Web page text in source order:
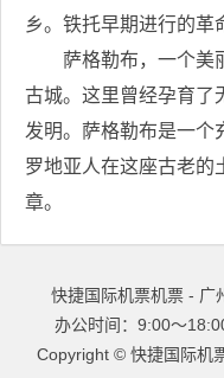
乡。铁托早期进行的革
萨格勒布，一个美丽
古城。这里曾经孕育了
发明。萨格勒布是一个
罗地亚人在这座古老的
章。
快捷国际机票机票 - 广
办公时间：9:00～
Copyright © 快捷国际机